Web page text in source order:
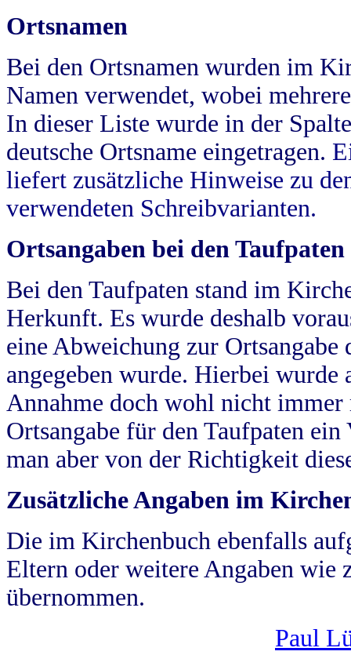
Ortsnamen
Bei den Ortsnamen wurden im
Namen verwendet, wobei
In dieser Liste wurde in der
deutsche Ortsname eingetragen.
liefert zusätzliche Hinweise zu
verwendeten Schreibvarianten.
Ortsangaben bei den Taufpaten
Bei den Taufpaten stand im
Herkunft. Es wurde deshalb
eine Abweichung zur
angegeben wurde. Hierbei wurde
Annahme doch wohl nicht
Ortsangabe für den Taufpaten
man aber von der Richtigkeit
Zusätzliche Angaben im
Die im Kirchenbuch ebenfalls
Eltern oder weitere Angaben wie
übernommen.
Paul